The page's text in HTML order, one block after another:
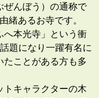
ぜんぼう）の通称で
緒あるお寺です。
へ本光寺」という衝
題になり一躍有名に
たことがある方も多
トキャラクターの木